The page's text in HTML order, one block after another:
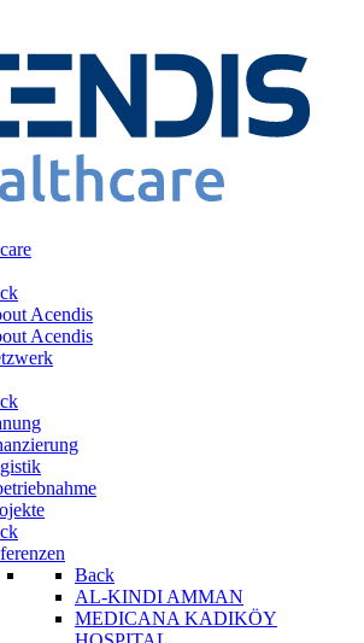
Acendis
Acendis
Back
AL-KINDI AMMAN
MEDICANA KADIKÖY